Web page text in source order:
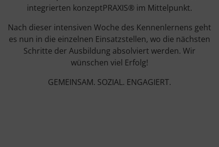
integrierten konzeptPRAXIS® im Mittelpunkt.
Nach dieser intensiven Woche des Kennenlernens geht
es nun in die einzelnen Einsatzstellen, wo die nächsten
Schritte der Ausbildung absolviert werden. Wir
wünschen viel Erfolg!
GEMEINSAM. SOZIAL. ENGAGIERT.